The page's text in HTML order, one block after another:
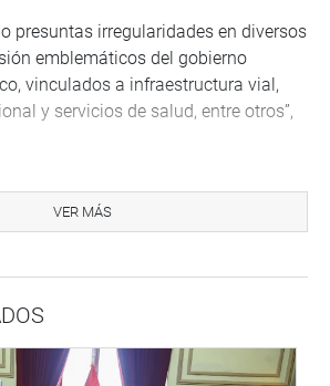
presuntas irregularidades en diversos
emblemáticos del gobierno
vinculados a infraestructura vial,
y servicios de salud, entre otros”,
de Fiscalización y Contraloría
para la comparecencia de
y personas involucradas en los
guardan relación con el objeto de la
VER MÁS